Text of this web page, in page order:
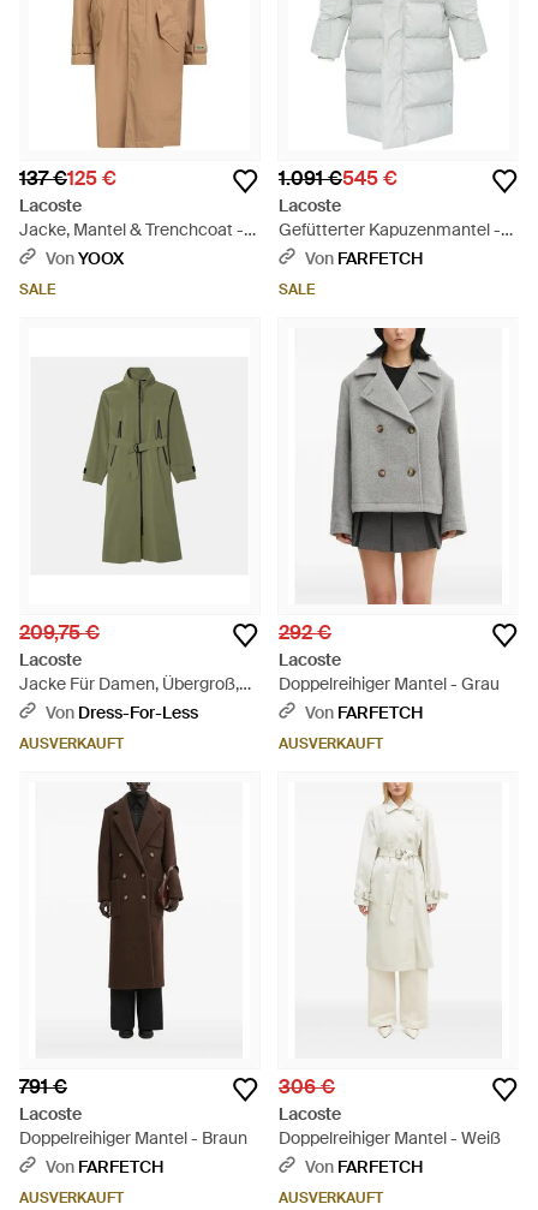
137 €125 €
Lacoste
Jacke, Mantel & Trenchcoat -
Natur
VonYOOX
SALE
1.091 €545 €
Lacoste
Gefütterter Kapuzenmantel -
GrauVon FARFETCH
SALE
209,75 €
Lacoste
Jacke Für Damen, Übergroß,
Wasserabweisend - Grün
Von Dress-For-Less
AUSVERKAUFT
292 €
Lacoste
Doppelreihiger Mantel - Grau
Von FARFETCH
AUSVERKAUFT
791 €
Lacoste
Doppelreihiger Mantel - Braun
Von FARFETCH
AUSVERKAUFT
306 €
Lacoste
Doppelreihiger Mantel - Weiß
Von FARFETCH
AUSVERKAUFT